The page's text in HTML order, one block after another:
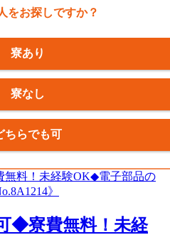
をお探しですか？
寮あり
寮なし
ちらでも可
◆寮費無料！未経